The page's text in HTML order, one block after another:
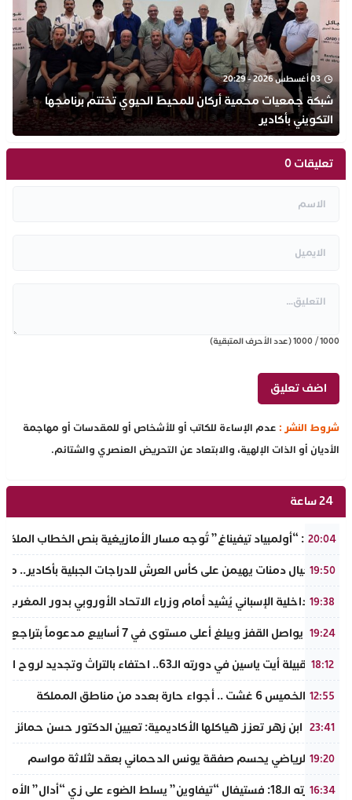
03 أغسطس 2026 - 20:29
شبكة جمعيات محمية أركان للمحيط الحيوي تختتم برنامجها
التكويني بأكادير
تعليقات 0
1000
/
1000(عدد الأحرف المتبقية)
شروط النشر : عدم الإساءة للكاتب أو للأشخاص أو للمقدسات أو مهاجمة
الأديان أو الذات الإلهية، والابتعاد عن التحريض العنصري والشتائم.
24 ساعة
20:04
تفراوت: “أولمبياد تيفيناغ” تُوجه مسار الأمازيغية بنص الخطاب الملكي
19:50
نادي أجيال دمنات يهيمن على كأس العرش للدراجات الجبلية بأكادير..
19:38
وزير الداخلية الإسباني يُشيد أمام وزراء الاتحاد الأوروبي بدور
19:24
الذهب يواصل القفز ويبلغ أعلى مستوى في 7 أسابيع مدعوماً بتراجع الدولار وانخفاض عوائد السندات
18:12
ملتقى قبيلة أيت ياسين في دورته الـ63.. احتفاء بالتراث وتجديد لروح الانتماء الوطني
12:55
طقس الخميس 6 غشت .. أجواء حارة بعدد من مناطق المملكة
23:41
جامعة ابن زهر تعزز هياكلها الأكاديمية: تعيين الدكتور حسن حمائز
19:20
الرجاء الرياضي يحسم صفقة يونس الدحماني بعقد لثلاثة مواسم
16:34
في دورته الـ18: فستيفال “تيفاوين” يسلط الضوء على زي “أدال” الأمازيغي ويكرم رائدات التطريز والتصميم بالـأطلس الصغير